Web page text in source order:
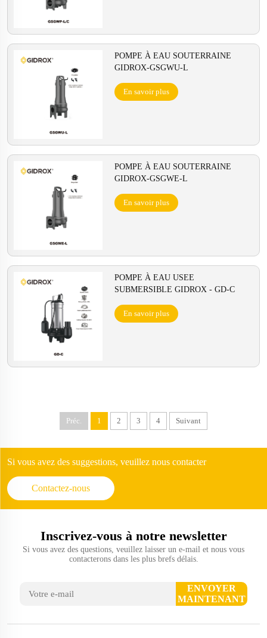
POMPE À EAU SOUTERRAINE
GIDROX-GSGWU-L
En savoir plus
POMPE À EAU SOUTERRAINE
GIDROX-GSGWE-L
En savoir plus
POMPE À EAU USEE
SUBMERSIBLE GIDROX - GD-C
En savoir plus
Préc. 1 2 3 4 Suivant
Si vous avez des suggestions, veuillez nous contacter
Contactez-nous
Inscrivez-vous à notre newsletter
Si vous avez des questions, veuillez laisser un e-mail et nous vous
contacterons dans les plus brefs délais.
ENVOYER
MAINTENANT